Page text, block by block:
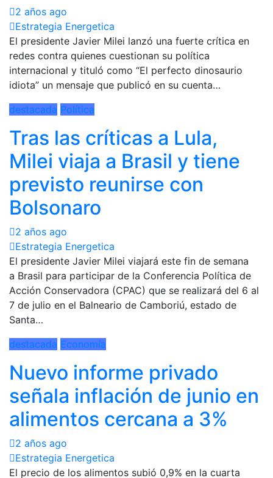
2 años ago
Estrategia Energetica
El presidente Javier Milei lanzó una fuerte crítica en
redes contra quienes cuestionan su política
internacional y tituló como “El perfecto dinosaurio
idiota” un mensaje que publicó en su cuenta…
destacada Política
Tras las críticas a Lula,
Milei viaja a Brasil y tiene
previsto reunirse con
Bolsonaro
2 años ago
Estrategia Energetica
El presidente Javier Milei viajará este fin de semana
a Brasil para participar de la Conferencia Política de
Acción Conservadora (CPAC) que se realizará del 6 al
7 de julio en el Balneario de Camboriú, estado de
Santa…
destacada Economía
Nuevo informe privado
señala inflación de junio en
alimentos cercana a 3%
2 años ago
Estrategia Energetica
El precio de los alimentos subió 0,9% en la cuarta